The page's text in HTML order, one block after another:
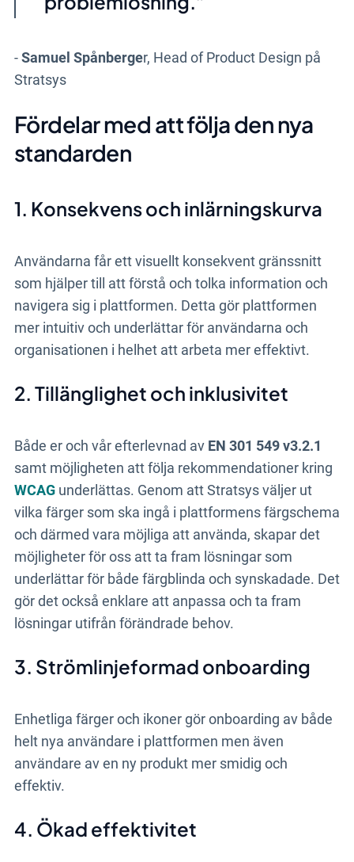
-Samuel Spånberger, Head of Product Design på
Stratsys
Fördelar med att följa den nya
standarden
1. Konsekvens och inlärningskurva
Användarna får ett visuellt konsekvent gränssnitt
som hjälper till att förstå och tolka information och
navigera sig i plattformen. Detta gör plattformen
mer intuitiv och underlättar för användarna och
organisationen i helhet att arbeta mer effektivt.
2. Tillänglighet och inklusivitet
Både er och vår efterlevnad av EN 301 549 v3.2.1
samt möjligheten att följa rekommendationer kring
WCAGunderlättas. Genom att Stratsys väljer ut
vilka färger som ska ingå i plattformens färgschema
och därmed vara möjliga att använda, skapar det
möjligheter för oss att ta fram lösningar som
underlättar för både färgblinda och synskadade. Det
gör det också enklare att anpassa och ta fram
lösningar utifrån förändrade behov.
3. Strömlinjeformad onboarding
Enhetliga färger och ikoner gör onboarding av både
helt nya användare i plattformen men även
användare av en ny produkt mer smidig och
effektiv.
4. Ökad effektivitet